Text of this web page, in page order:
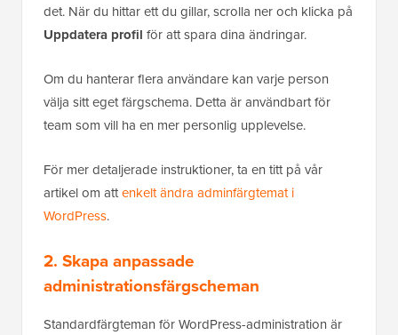
det. När du hittar ett du gillar, scrolla ner och klicka på
Uppdatera profil för att spara dina ändringar.
Om du hanterar flera användare kan varje person
välja sitt eget färgschema. Detta är användbart för
team som vill ha en mer personlig upplevelse.
För mer detaljerade instruktioner, ta en titt på vår
artikel om attenkelt ändra adminfärgtemat i
WordPress.
2. Skapa anpassade
administrationsfärgscheman
Standardfärgteman för WordPress-administration är